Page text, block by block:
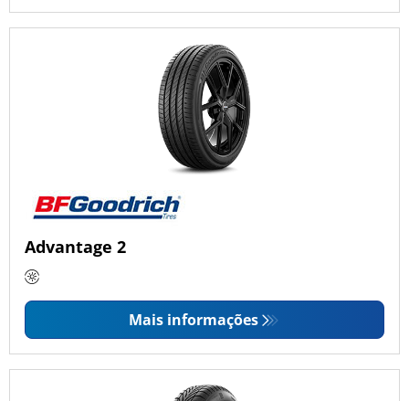
Advantage 2
Mais informações